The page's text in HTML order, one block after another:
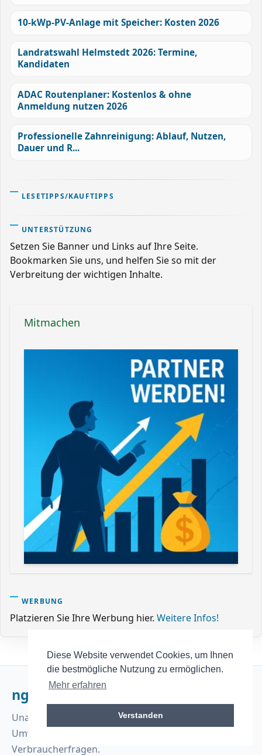
Diese Website verwendet Cookies, um Ihnen
die bestmögliche Nutzung zu ermöglichen.
Mehr erfahren
Verstanden
10-kWp-PV-Anlage mit Speicher: Kosten 2026
Landratswahl Helmstedt 2026: Termine,
Kandidaten
ADAC Routenplaner: Kostenlos & ohne
Anmeldung nutzen 2026
Professionelle Zahnreinigung: Ablauf, Nutzen,
Dauer und R...
LESETIPPS/KAUFTIPPS
UNTERSTÜTZUNG
Setzen Sie Banner und Links auf Ihre Seite.
Bookmarken Sie uns, und helfen Sie so mit der
Verbreitung der wichtigen Inhalte.
Mitmachen
WERBUNG
Platzieren Sie Ihre Werbung hier. Weitere Infos!
ngo-online.de
Unabhängige Online-Beiträge zu Politik, Gesellschaft,
Umwelt, Gesundheit, Technik und
Verbraucherfragen.